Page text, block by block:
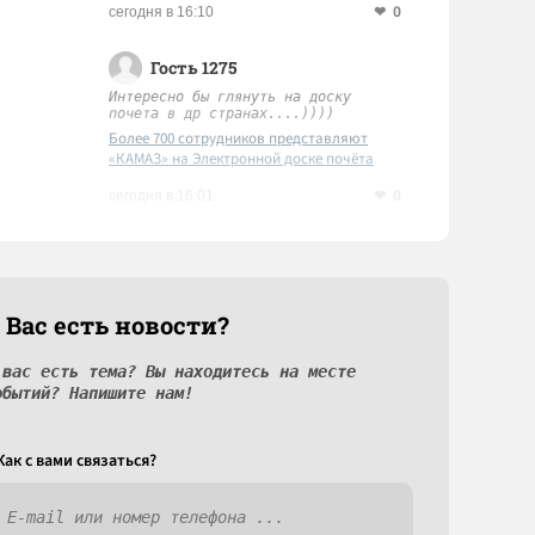
сегодня в 16:10 0
Гость 1275
Интересно бы глянуть на доску
почета в др странах....))))
Более 700 сотрудников представляют
«КАМАЗ» на Электронной доске почёта
есть новости?
есть тема? Вы находитесь на месте
Напишите нам!
c вами связаться?